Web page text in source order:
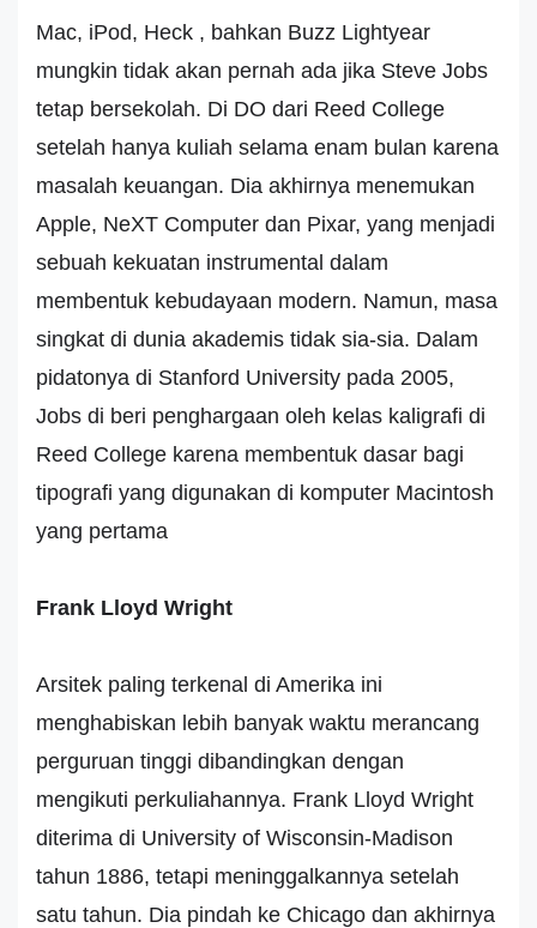
Mac, iPod, Heck , bahkan Buzz Lightyear
mungkin tidak akan pernah ada jika Steve Jobs
tetap bersekolah. Di DO dari Reed College
setelah hanya kuliah selama enam bulan karena
masalah keuangan. Dia akhirnya menemukan
Apple, NeXT Computer dan Pixar, yang menjadi
sebuah kekuatan instrumental dalam
membentuk kebudayaan modern. Namun, masa
singkat di dunia akademis tidak sia-sia. Dalam
pidatonya di Stanford University pada 2005,
Jobs di beri penghargaan oleh kelas kaligrafi di
Reed College karena membentuk dasar bagi
tipografi yang digunakan di komputer Macintosh
yang pertama
Frank Lloyd Wright
Arsitek paling terkenal di Amerika ini
menghabiskan lebih banyak waktu merancang
perguruan tinggi dibandingkan dengan
mengikuti perkuliahannya. Frank Lloyd Wright
diterima di University of Wisconsin-Madison
tahun 1886, tetapi meninggalkannya setelah
satu tahun. Dia pindah ke Chicago dan akhirnya